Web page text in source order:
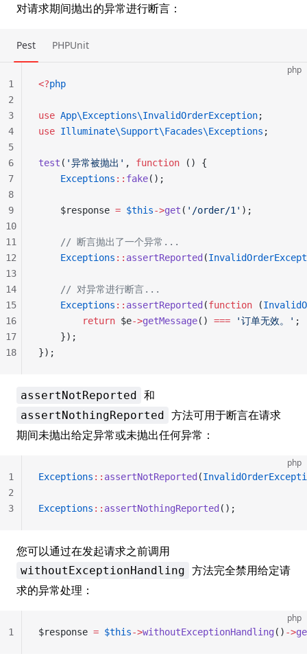
对请求期间抛出的异常进行断言：
Pest PHPUnit
php
<?php
use App\Exceptions\InvalidOrderException;
use Illuminate\Support\Facades\Exceptions ;
test ( '异常被抛出' , function () {
    Exceptions
:: fake();
    $response
= $this->get ( '/order/1' );
    // 断言抛出了一个异常...
    Exceptions
:: assertReported (
    // 对异常进行断言...
    Exceptions
:: assertReported (function (
        return
$e->getMessage() === '订单无效。' ;
    });
});
1
2
3
4
5
6
7
8
9
10
11
12
13
14
15
16
17
18
assertNotReported 和
assertNothingReported 方法可用于断言在请求
期间未抛出给定异常或未抛出任何异常：
php
Exceptions :: assertNotReported (
Exceptions :: assertNothingReported ();
1
2
3
您可以通过在发起请求之前调用
withoutExceptionHandling 方法完全禁用给定请
求的异常处理：
php
$response = $this->withoutExceptionHandling () ->
1